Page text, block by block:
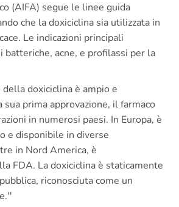
(AIFA) segue le linee guida
che la doxiciclina sia utilizzata in
Le indicazioni principali
batteriche, acne, e profilassi per la
doxiciclina è ampio e
prima approvazione, il farmaco
in numerosi paesi. In Europa, è
e disponibile in diverse
in Nord America, è
FDA. La doxiciclina è staticamente
riconosciuta come un